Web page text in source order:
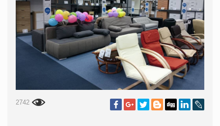
2742